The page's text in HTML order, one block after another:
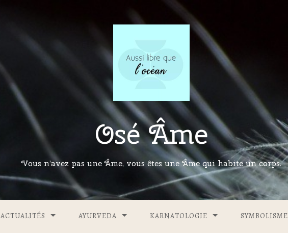
Osé Âme
Vous n’avez pas une Âme, vous êtes une Âme qui habite un corps.
ACTUALITÉS AYURVEDA KARNATOLOGIE SYMBOLISME